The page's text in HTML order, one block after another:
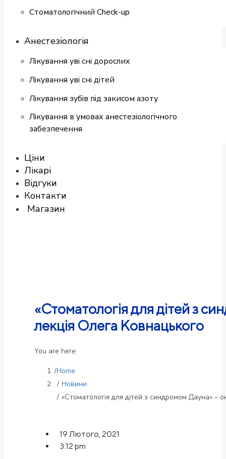
Стоматологiчний Check-up
Анестезіологія
Лікування уві сні дорослих
Лікування уві сні дітей
Лікування зубів під закисом азоту
Лікування в умовах анестезіологічного
забезпечення
Ціни
Лікарі
Відгуки
Контакти
Магазин
«Стоматологія для дітей з
лекція Олега Ковнацького
You are here:
Home
Новини
«Стоматологія для дітей з синдромом Дауна» –
19 Лютого, 2021
3:12 pm